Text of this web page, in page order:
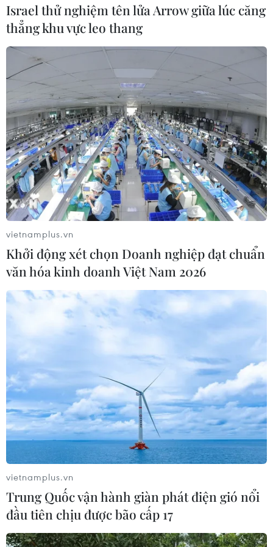
#Bình Dương
#Cảnh sát giao thông
#Tai nạn giao thông
#Công an tỉnh Bình Dương
Bình Dương
Tp. Hồ Chí Minh
Theo dõi VietnamPlus
TIN LIÊN QUAN
Israel thử nghiệm tên lửa Arrow giữa lúc căng
thẳng khu vực leo thang
vietnamplus.vn
Khởi động xét chọn Doanh nghiệp đạt chuẩn
văn hóa kinh doanh Việt Nam 2026
vietnamplus.vn
Trung Quốc vận hành giàn phát điện gió nổi
đầu tiên chịu được bão cấp 17